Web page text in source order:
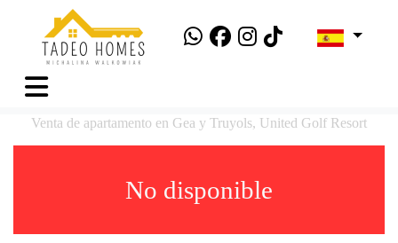
Venta de apartamento en Gea y Truyols, United Golf Resort
No disponible